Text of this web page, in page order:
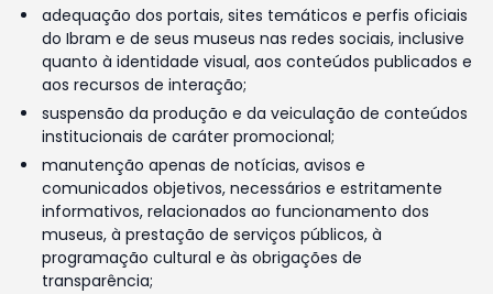
adequação dos portais, sites temáticos e perfis oficiais
do Ibram e de seus museus nas redes sociais, inclusive
quanto à identidade visual, aos conteúdos publicados e
aos recursos de interação;
suspensão da produção e da veiculação de conteúdos
institucionais de caráter promocional;
manutenção apenas de notícias, avisos e
comunicados objetivos, necessários e estritamente
informativos, relacionados ao funcionamento dos
museus, à prestação de serviços públicos, à
programação cultural e às obrigações de
transparência;